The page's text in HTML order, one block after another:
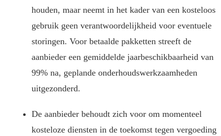
houden, maar neemt in het kader van een kosteloos
gebruik geen verantwoordelijkheid voor eventuele
storingen. Voor betaalde pakketten streeft de
aanbieder een gemiddelde jaarbeschikbaarheid van
99% na, geplande onderhoudswerkzaamheden
uitgezonderd.
De aanbieder behoudt zich voor om momenteel
kosteloze diensten in de toekomst tegen vergoeding